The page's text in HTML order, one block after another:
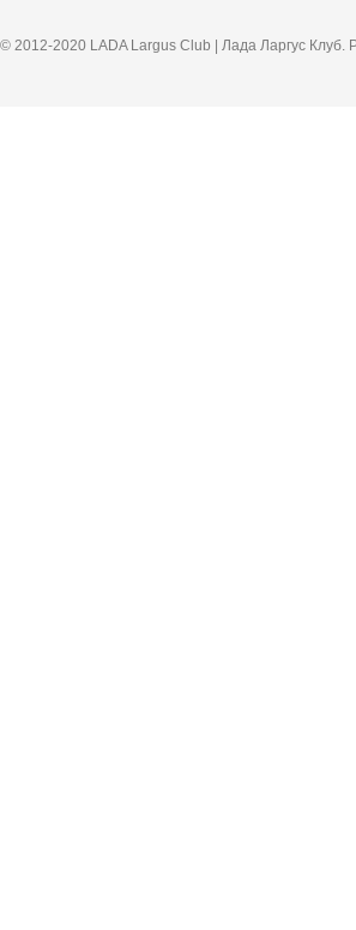
© 2012-2020 LADA Largus Club | Лада Ларгус Клуб.